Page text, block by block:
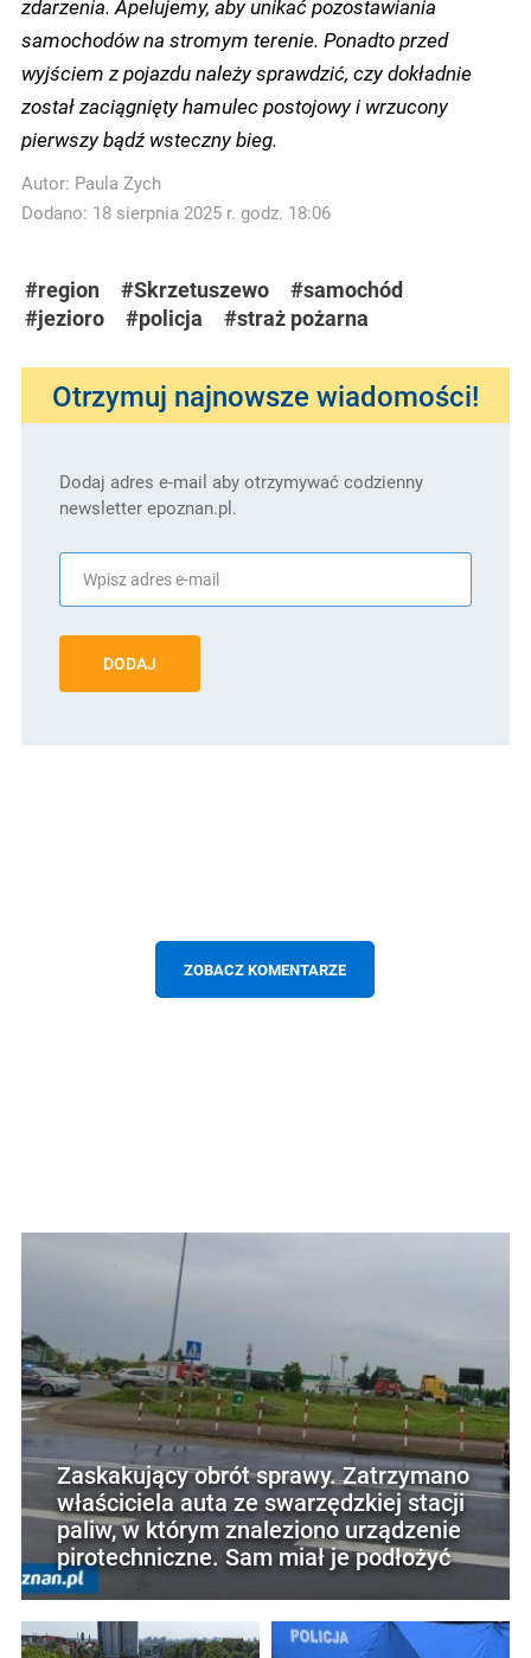
zdarzenia. Apelujemy, aby unikać pozostawiania
samochodów na stromym terenie. Ponadto przed
wyjściem z pojazdu należy sprawdzić, czy dokładnie
został zaciągnięty hamulec postojowy i wrzucony
pierwszy bądź wsteczny bieg.
Autor: Paula Zych
Dodano: 18 sierpnia 2025 r. godz. 18:06
#region #Skrzetuszewo
#samochód
#jezioro
#policja #straż pożarna
Otrzymuj najnowsze wiadomości!
Dodaj adres e-mail aby otrzymywać codzienny
newsletter epoznan.pl.
DODAJ
ZOBACZ KOMENTARZE
Zaskakujący obrót sprawy. Zatrzymano
właściciela auta ze swarzędzkiej stacji
paliw, w którym znaleziono urządzenie
pirotechniczne. Sam miał je podłożyć